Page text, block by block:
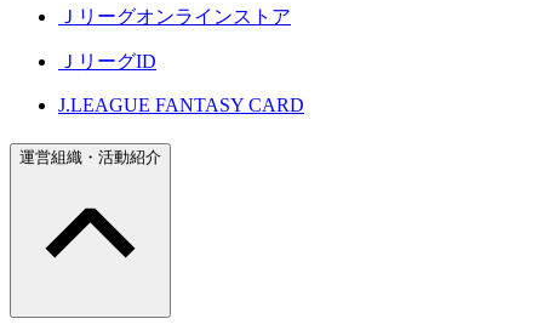
Ｊリーグオンラインストア
ＪリーグID
J.LEAGUE FANTASY CARD
運営組織・活動紹介